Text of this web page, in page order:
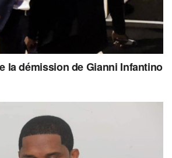
la démission de Gianni Infantino